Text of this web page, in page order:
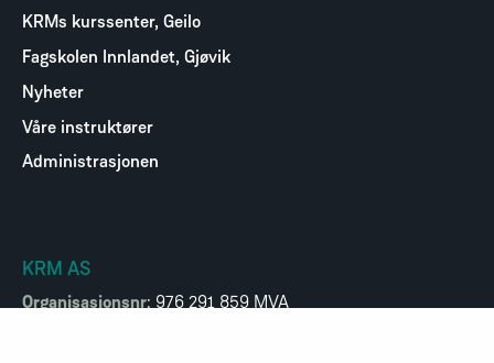
KRMs kurssenter, Geilo
Fagskolen Innlandet, Gjøvik
Nyheter
Våre instruktører
Administrasjonen
KRM AS
Organisasjonsnr: 976 291 859 MVA